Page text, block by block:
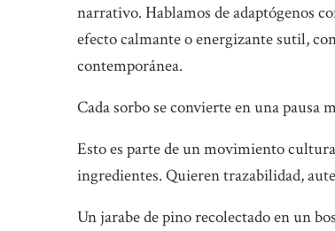
narrativo. Hablamos de adaptógenos
efecto calmante o energizante sutil,
contemporánea.
Cada sorbo se convierte en una
Esto es parte de un movimiento
ingredientes. Quieren trazabilidad,
Un jarabe de pino recolectado en un